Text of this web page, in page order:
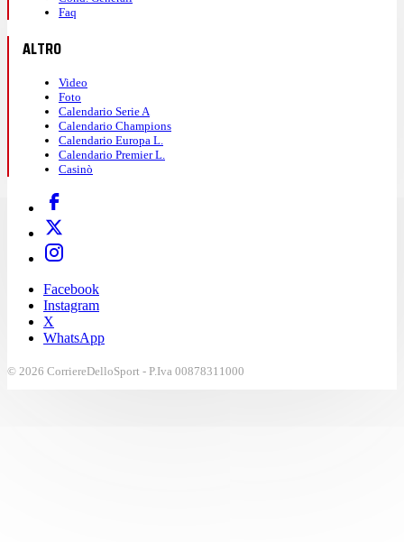
Faq
ALTRO
Video
Foto
Calendario Serie A
Calendario Champions
Calendario Europa L.
Calendario Premier L.
Casinò
Facebook
Instagram
X
WhatsApp
© 2026 CorriereDelloSport - P.Iva 00878311000